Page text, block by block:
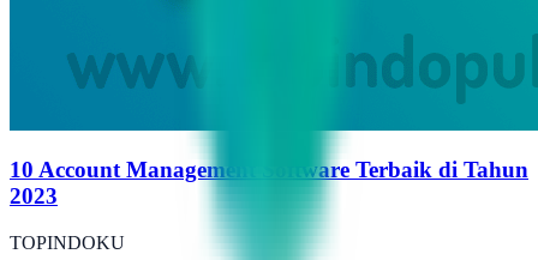
10 Account Management Software Terbaik di Tahun
2023
TOPINDOKU